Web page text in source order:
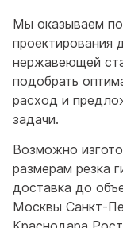
Мы оказываем
проектирования
нержавеющей
подобрать
расход и
задачи.
Возможно
размерам резка
доставка до
Москвы Санкт-